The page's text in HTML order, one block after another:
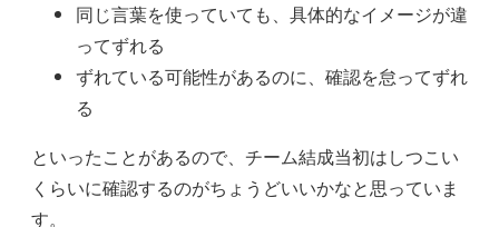
同じ言葉を使っていても、具体的なイメージが違
ってずれる
ずれている可能性があるのに、確認を怠ってずれ
る
といったことがあるので、チーム結成当初はしつこい
くらいに確認するのがちょうどいいかなと思っていま
す。